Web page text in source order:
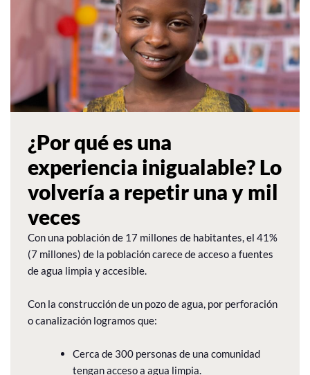
¿Por qué es una
experiencia inigualable? Lo
volvería a repetir una y mil
veces
Con una población de 17 millones de habitantes, el 41%
(7 millones) de la población carece de acceso a fuentes
de agua limpia y accesible.
Con la construcción de un pozo de agua, por perforación
o canalización logramos que:
Cerca de 300 personas de una comunidad
tengan acceso a agua limpia.